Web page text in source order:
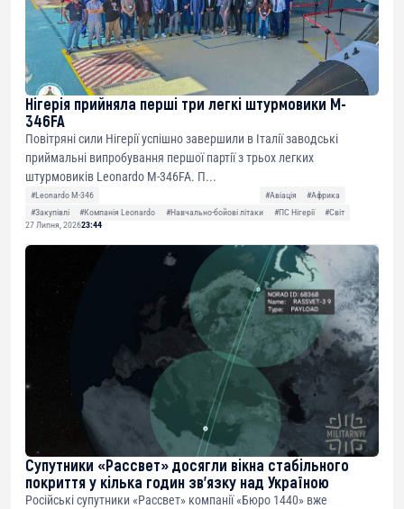
Нігерія прийняла перші три легкі штурмовики M-
346FA
Повітряні сили Нігерії успішно завершили в Італії заводські
приймальні випробування першої партії з трьох легких
штурмовиків Leonardo M-346FA. П...
#Leonardo M-346 #Авіація
#Африка
#Закупівлі
#Компанія Leonardo #Навчально-бойові літаки #ПС Нігерії
#Світ
27 Липня, 202623:44
Супутники «Рассвет» досягли вікна стабільного
покриття у кілька годин зв’язку над Україною
Російські супутники «Рассвет» компанії «Бюро 1440» вже